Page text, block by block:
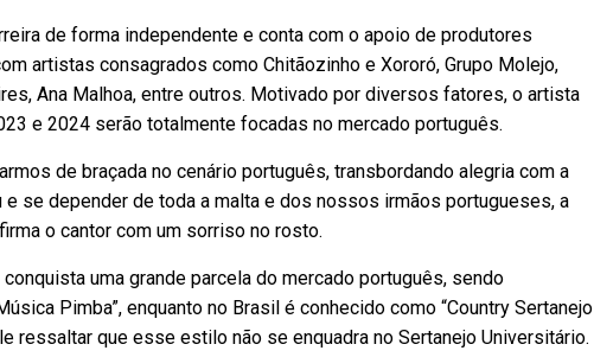
de forma independente e conta com o apoio de produtores
artistas consagrados como Chitãozinho e Xororó, Grupo Molejo,
Ana Malhoa, entre outros. Motivado por diversos fatores, o artista
e 2024 serão totalmente focadas no mercado português.
de braçada no cenário português, transbordando alegria com a
e se depender de toda a malta e dos nossos irmãos portugueses, a
o cantor com um sorriso no rosto.
uma grande parcela do mercado português, sendo
Pimba”, enquanto no Brasil é conhecido como “Country Sertanejo
ressaltar que esse estilo não se enquadra no Sertanejo Universitário.